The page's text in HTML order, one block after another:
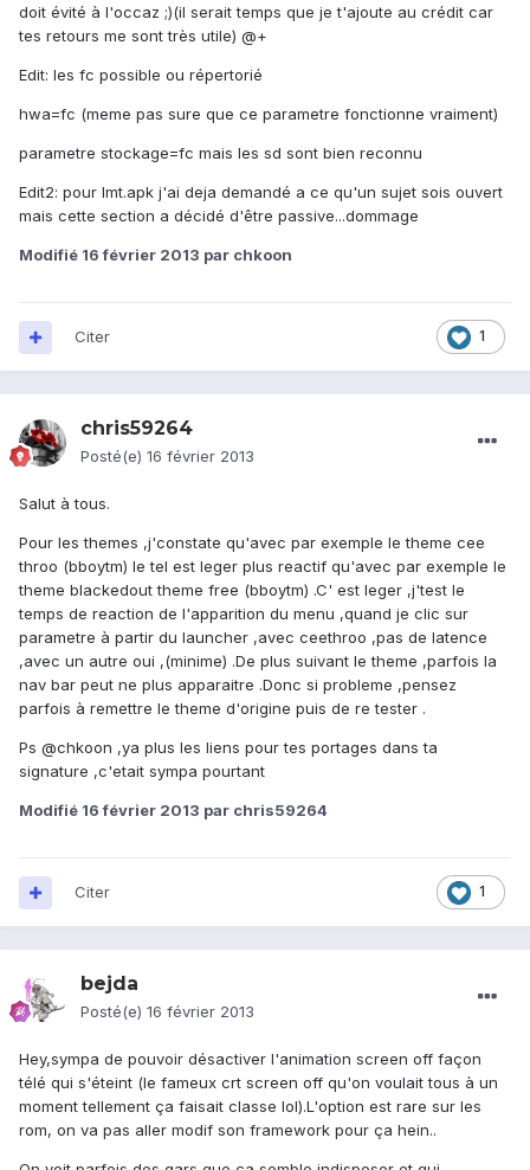
doit évité à l'occaz ;)(il serait temps que je t'ajoute au crédit car
tes retours me sont très utile) @+
Edit: les fc possible ou répertorié
hwa=fc (meme pas sure que ce parametre fonctionne vraiment)
parametre stockage=fc mais les sd sont bien reconnu
Edit2: pour lmt.apk j'ai deja demandé a ce qu'un sujet sois ouvert
mais cette section a décidé d'être passive...dommage
Modifié 16 février 2013 par chkoon
1
Citer
chris59264
Posté(e) 16 février 2013
Salut à tous.
Pour les themes ,j'constate qu'avec par exemple le theme cee
throo (bboytm) le tel est leger plus reactif qu'avec par exemple le
theme blackedout theme free (bboytm) .C' est leger ,j'test le
temps de reaction de l'apparition du menu ,quand je clic sur
parametre à partir du launcher ,avec ceethroo ,pas de latence
,avec un autre oui ,(minime) .De plus suivant le theme ,parfois la
nav bar peut ne plus apparaitre .Donc si probleme ,pensez
parfois à remettre le theme d'origine puis de re tester .
Ps @chkoon ,ya plus les liens pour tes portages dans ta
signature ,c'etait sympa pourtant
Modifié 16 février 2013 par chris59264
1
Citer
bejda
Posté(e) 16 février 2013
Hey,sympa de pouvoir désactiver l'animation screen off façon
télé qui s'éteint (le fameux crt screen off qu'on voulait tous à un
moment tellement ça faisait classe lol).L'option est rare sur les
rom, on va pas aller modif son framework pour ça hein..